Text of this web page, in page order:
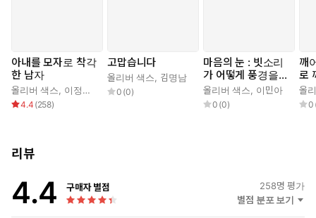
아내를 모자로 착각
한 남자
올리버 색스 이정호 조석현
4.4 (258)
고맙습니다
올리버 색스 김명남
0 (0)
마음의 눈 : 빗소리
가 어떻게 풍경을
보여주는가
올리버 색스 이민아
0 (0)
깨
로
게
올
0
리뷰
4.4 구매자 별점 258명 평가
별점 분포 보기